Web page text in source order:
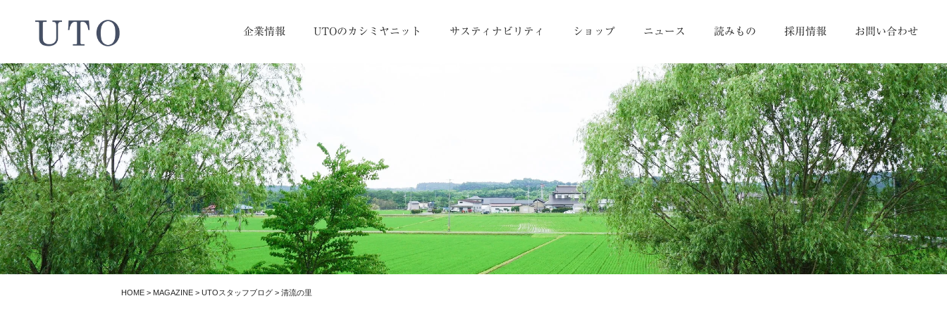
企業情報 UTOのカシミヤニット サスティナビリティ ショップ ニュース 読みもの 採用情報 お問い合わせ
HOME > MAGAZINE > UTOスタッフブログ > 清流の里